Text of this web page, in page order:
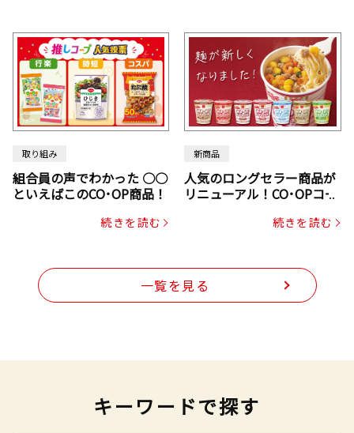
取り組み
組合員の声でわかった ○○
といえばこのCO･OP商品！
続きを読む
新商品
人気のロングセラー商品が
リニューアル！CO･OPコー
続きを読む
一覧を見る
キーワードで探す